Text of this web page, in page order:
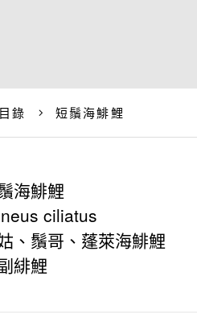
錄 短鬚海鯡鯉
海鯡鯉
ciliatus
、鬚哥、蓬萊海鯡鯉
緋鯉